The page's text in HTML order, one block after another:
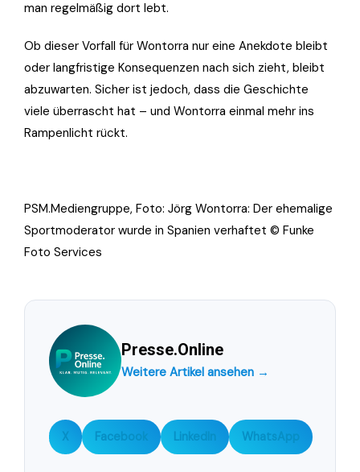
man regelmäßig dort lebt.
Ob dieser Vorfall für Wontorra nur eine Anekdote bleibt
oder langfristige Konsequenzen nach sich zieht, bleibt
abzuwarten. Sicher ist jedoch, dass die Geschichte
viele überrascht hat – und Wontorra einmal mehr ins
Rampenlicht rückt.
PSM.Mediengruppe, Foto: Jörg Wontorra: Der ehemalige
Sportmoderator wurde in Spanien verhaftet © Funke
Foto Services
Presse.Online
Weitere Artikel ansehen →
X Facebook LinkedIn WhatsApp